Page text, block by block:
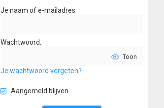
Je naam of e-mailadres
Wachtwoord
Toon
Je wachtwoord vergeten?
Aangemeld blijven